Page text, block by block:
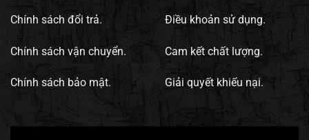
Chính sách đổi trả.
Chính sách vận chuyển.
Chính sách bảo mật.
Điều khoản sử dụng.
Cam kết chất lượng.
Giải quyết khiếu nại.